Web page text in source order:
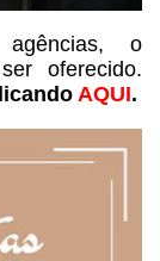
o
oferecido.
AQUI.